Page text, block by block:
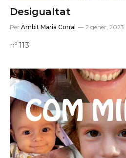
Desigualtat
Per Àmbit Maria Corral 2 gener, 2023
nº 113